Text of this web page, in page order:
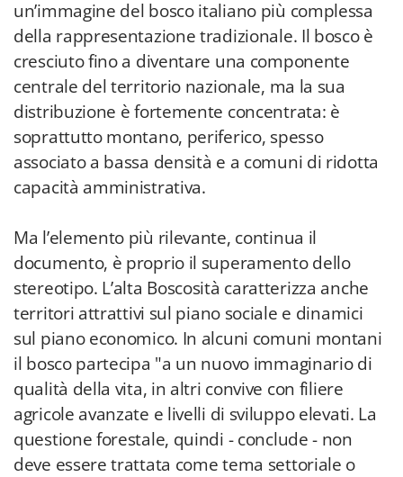
un’immagine del bosco italiano più complessa
della rappresentazione tradizionale. Il bosco è
cresciuto fino a diventare una componente
centrale del territorio nazionale, ma la sua
distribuzione è fortemente concentrata: è
soprattutto montano, periferico, spesso
associato a bassa densità e a comuni di ridotta
capacità amministrativa.
Ma l’elemento più rilevante, continua il
documento, è proprio il superamento dello
stereotipo. L’alta Boscosità caratterizza anche
territori attrattivi sul piano sociale e dinamici
sul piano economico. In alcuni comuni montani
il bosco partecipa "a un nuovo immaginario di
qualità della vita, in altri convive con filiere
agricole avanzate e livelli di sviluppo elevati. La
questione forestale, quindi - conclude - non
deve essere trattata come tema settoriale o